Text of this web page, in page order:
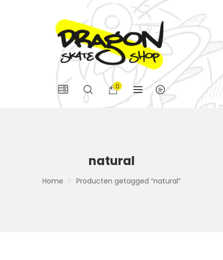
0
natural
Home Producten getagged “natural”